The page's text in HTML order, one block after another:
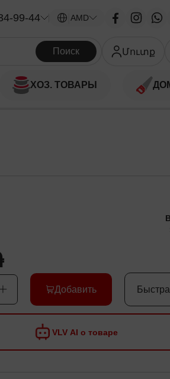
99-44 AMD
Поиск Մուտք
ХОЗ. ТОВАРЫ
VLV AI о товаре
Добавить